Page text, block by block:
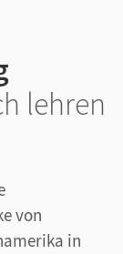
lehren
von
in